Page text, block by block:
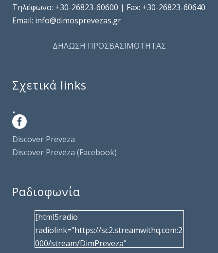
Τηλέφωνo: +30-26823-60600 | Fax: +30-26823-60640
Email: info@dimosprevezas.gr
ΔΗΛΩΣΗ ΠΡΟΣΒΑΣΙΜΟΤΗΤΑΣ
Σχετικά links
.
Discover Preveza
Discover Preveza (Facebook)
Ραδιοφωνία
[html5radio
radiolink="https://sc2.streamwithq.com:2
000/stream/DimPreveza"